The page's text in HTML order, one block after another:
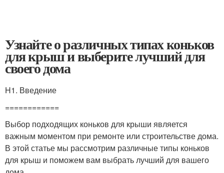
Узнайте о различных типах коньков
для крыш и выберите лучший для
своего дома
H1. Введение
============
Выбор подходящих коньков для крыши является
важным моментом при ремонте или строительстве дома.
В этой статье мы рассмотрим различные типы коньков
для крыш и поможем вам выбрать лучший для вашего